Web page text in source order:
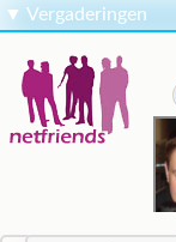
▼ Vergaderingen